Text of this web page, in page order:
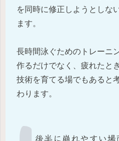
を同時に修正しようとしな
ます。
長時間泳ぐためのトレーニ
作るだけでなく、疲れたと
技術を育てる場でもあると
わります。
後半に崩れやすい